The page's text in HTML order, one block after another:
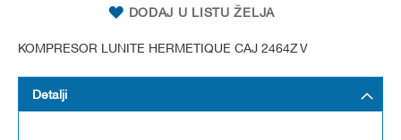
DODAJ U LISTU ŽELJA
KOMPRESOR LUNITE HERMETIQUE CAJ 2464Z V
Detalji